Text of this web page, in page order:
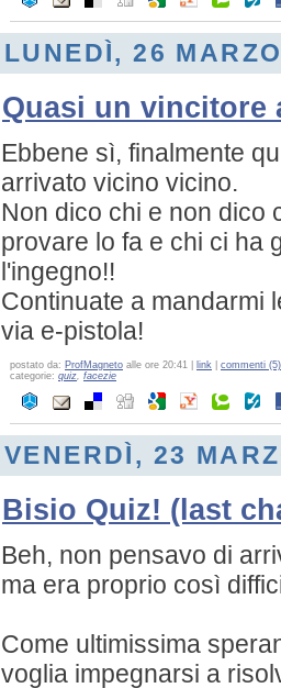
LUNEDÌ, 26
Quasi un vincitore
Ebbene sì, finalmente
arrivato vicino vicino.
Non dico chi e non dico
provare lo fa e chi ci ha
l'ingegno!!
Continuate a mandarmi
via e-pistola!
postato da: ProfMagneto alle ore 20:41 | link
commenti (5)
categorie: quiz facezie
VENERDÌ, 23
Bisio Quiz! (last
Beh, non pensavo di
ma era proprio così
Come ultimissima
voglia impegnarsi a